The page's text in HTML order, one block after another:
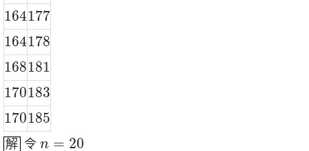
164
164177
177
164
164178
178
168
168181
181
170
170183
183
170
170185
185
解 令 n = 20
n =20